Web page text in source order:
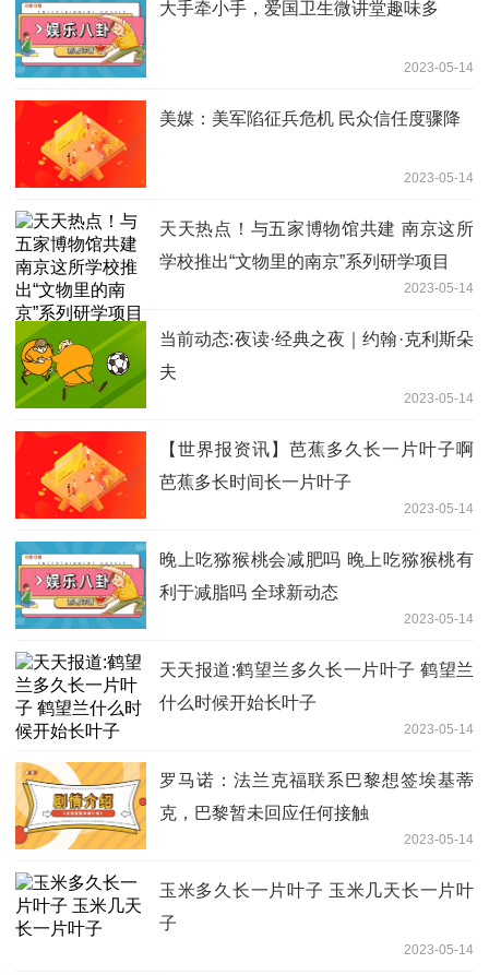
大手牵小手，爱国卫生微讲堂趣味多
2023-05-14
美媒：美军陷征兵危机 民众信任度骤降
2023-05-14
天天热点！与五家博物馆共建 南京这所
学校推出“文物里的南京”系列研学项目
2023-05-14
当前动态:夜读·经典之夜｜约翰·克利斯朵
夫
2023-05-14
【世界报资讯】芭蕉多久长一片叶子啊
芭蕉多长时间长一片叶子
2023-05-14
晚上吃猕猴桃会减肥吗 晚上吃猕猴桃有
利于减脂吗 全球新动态
2023-05-14
天天报道:鹤望兰多久长一片叶子 鹤望兰
什么时候开始长叶子
2023-05-14
罗马诺：法兰克福联系巴黎想签埃基蒂
克，巴黎暂未回应任何接触
2023-05-14
玉米多久长一片叶子 玉米几天长一片叶
子
2023-05-14